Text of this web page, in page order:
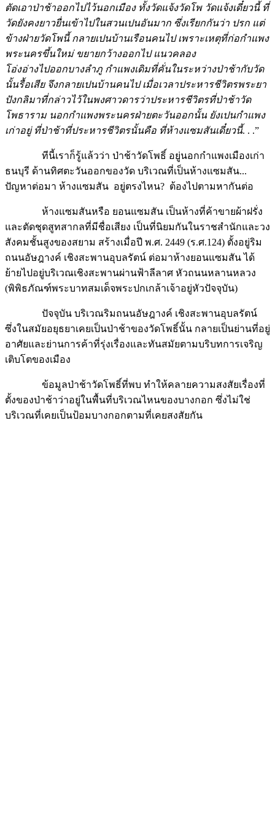
ตัดเอาป่าช้าออกไปไว้นอกเมือง ทั้งวัดแจ้งวัดโพ วัดแจ้งเดี๋ยวนี้ ที่
วัดยังคงยาวยื่นเข้าไปในสวนเปนอันมาก ซึ่งเรียกกันว่า ปรก แต่
ข้างฝ่ายวัดโพนี้ กลายเปนบ้านเรือนคนไป เพราะเหตุที่ก่อกำแพง
พระนครขึ้นใหม่ ขยายกว้างออกไป แนวคลอง
โอ่งอ่างไปออกบางลำภู กำแพงเดิมที่คั่นในระหว่างป่าช้ากับวัด
นั้นรื้อเสีย จึงกลายเปนบ้านคนไป เมื่อเวลาประหารชีวิตรพระยา
ปังกลิมาที่กล่าวไว้ในพงศาวดารว่าประหารชีวิตรที่ป่าช้าวัด
โพธาราม นอกกำแพงพระนครฝ่ายตะวันออกนั้น ยังเปนกำแพง
เก่าอยู่ ที่ป่าช้าที่ประหารชีวิตรนั้นคือ ที่ห้างแซมสันเดี๋ยวนี้. . .”
ทีนี้เราก็รู้แล้วว่า ป่าช้าวัดโพธิ์ อยู่นอกกำแพงเมืองเก่า
ธนบุรี ด้านทิศตะวันออกของวัด บริเวณที่เป็นห้างแซมสัน...
ปัญหาต่อมา ห้างแซมสัน อยู่ตรงไหน? ต้องไปตามหากันต่อ
ห้างแซมสันหรือ ยอนแซมสัน เป็นห้างที่ค้าขายผ้าฝรั่ง
และตัดชุดสูทสากลที่มีชื่อเสียง เป็นที่นิยมกันในราชสำนักและวง
สังคมชั้นสูงของสยาม สร้างเมื่อปี พ.ศ. 2449 (ร.ศ.124) ตั้งอยู่ริม
ถนนอัษฎางค์ เชิงสะพานอุบลรัตน์ ต่อมาห้างยอนแซมสัน ได้
ย้ายไปอยู่บริเวณเชิงสะพานผ่านฟ้าลีลาศ หัวถนนหลานหลวง
(พิพิธภัณฑ์พระบาทสมเด็จพระปกเกล้าเจ้าอยู่หัวปัจจุบัน)
ปัจจุบัน บริเวณริมถนนอัษฎางค์ เชิงสะพานอุบลรัตน์
ซึ่งในสมัยอยุธยาเคยเป็นป่าช้าของวัดโพธิ์นั้น กลายเป็นย่านที่อยู่
อาศัยและย่านการค้าที่รุ่งเรื่องและทันสมัยตามบริบทการเจริญ
เติบโตของเมือง
ข้อมูลป่าช้าวัดโพธิ์ที่พบ ทำให้คลายความสงสัยเรื่องที่
ตั้งของป่าช้าว่าอยู่ในพื้นที่บริเวณไหนของบางกอก ซึ่งไม่ใช่
บริเวณที่เคยเป็นป้อมบางกอกตามที่เคยสงสัยกัน